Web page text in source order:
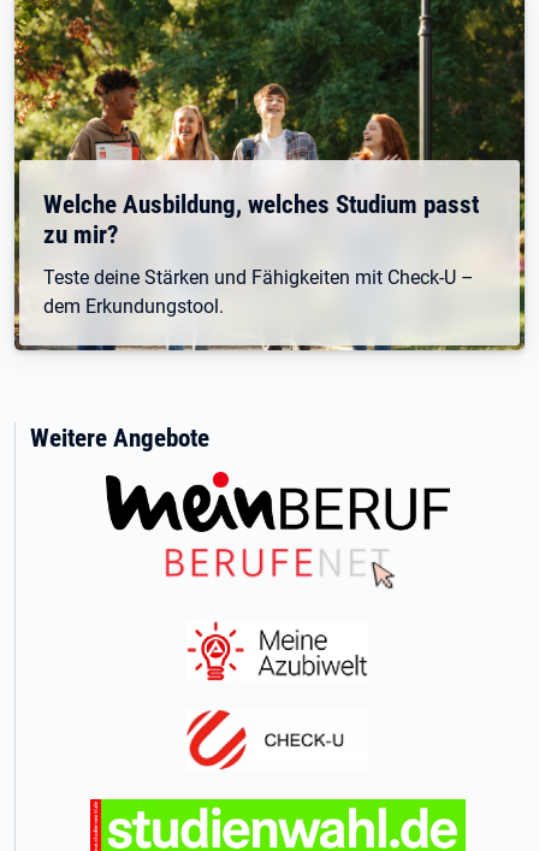
Welche Ausbildung, welches Studium passt
zu mir?
Teste deine Stärken und Fähigkeiten mit Check-U –
dem Erkundungstool.
Weitere Angebote